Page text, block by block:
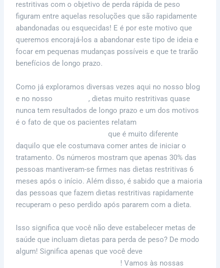
restritivas com o objetivo de perda rápida de peso
figuram entre aquelas resoluções que são rapidamente
abandonadas ou esquecidas! E é por este motivo que
queremos encorajá-los a abandonar este tipo de ideia e
focar em pequenas mudanças possíveis e que te trarão
benefícios de longo prazo.
Como já exploramos diversas vezes aqui no nosso blog
e no nosso
, dietas muito restritivas quase
nunca tem resultados de longo prazo e um dos motivos
é o fato de que os pacientes relatam
que é muito diferente
daquilo que ele costumava comer antes de iniciar o
tratamento. Os números mostram que apenas 30% das
pessoas mantiveram-se firmes nas dietas restritivas 6
meses após o início. Além disso, é sabido que a maioria
das pessoas que fazem dietas restritivas rapidamente
recuperam o peso perdido após pararem com a dieta.
Isso significa que você não deve estabelecer metas de
saúde que incluam dietas para perda de peso? De modo
algum! Significa apenas que você deve
! Vamos às nossas